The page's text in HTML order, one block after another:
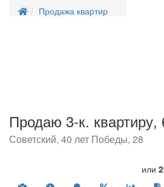
Продажа квартир
Продаю 3-к. квартиру,
Советский, 40 лет Победы, 28
или